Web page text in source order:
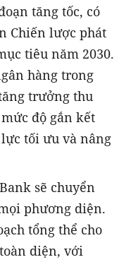
tăng tốc, có
Chiến lược phát
tiêu năm 2030.
hàng trong
trưởng thu
độ gắn kết
tối ưu và nâng
sẽ chuyển
phương diện.
tổng thể cho
diện, với